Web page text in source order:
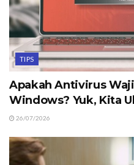
TIPS
Apakah Antivirus
Windows? Yuk, Kita
26/07/2026